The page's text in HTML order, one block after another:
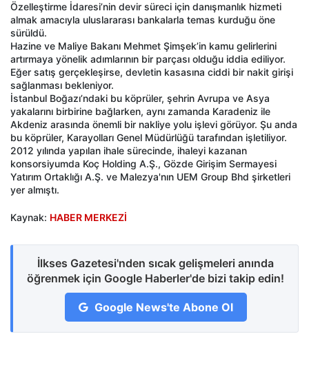
Özelleştirme İdaresi’nin devir süreci için danışmanlık hizmeti
almak amacıyla uluslararası bankalarla temas kurduğu öne
sürüldü.
Hazine ve Maliye Bakanı Mehmet Şimşek’in kamu gelirlerini
artırmaya yönelik adımlarının bir parçası olduğu iddia ediliyor.
Eğer satış gerçekleşirse, devletin kasasına ciddi bir nakit girişi
sağlanması bekleniyor.
İstanbul Boğazı’ndaki bu köprüler, şehrin Avrupa ve Asya
yakalarını birbirine bağlarken, aynı zamanda Karadeniz ile
Akdeniz arasında önemli bir nakliye yolu işlevi görüyor. Şu anda
bu köprüler, Karayolları Genel Müdürlüğü tarafından işletiliyor.
2012 yılında yapılan ihale sürecinde, ihaleyi kazanan
konsorsiyumda Koç Holding A.Ş., Gözde Girişim Sermayesi
Yatırım Ortaklığı A.Ş. ve Malezya'nın UEM Group Bhd şirketleri
yer almıştı.
Kaynak: HABER MERKEZİ
İlkses Gazetesi'nden sıcak gelişmeleri anında
öğrenmek için Google Haberler'de bizi takip edin!
Google News'te Abone Ol